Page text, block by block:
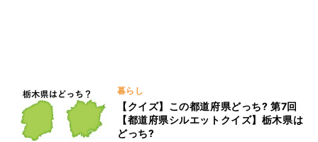
暮らし
【クイズ】この都道府県どっち? 第7回
【都道府県シルエットクイズ】栃木県は
どっち?